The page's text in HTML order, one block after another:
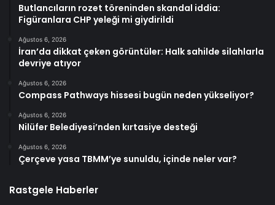
Butlancıların rozet töreninden skandal iddia:
Figüranlara CHP yeleği mi giydirildi
Ağustos 6, 2026
İran’da dikkat çeken görüntüler: Halk sahilde silahlarla
devriye atıyor
Ağustos 6, 2026
Compass Pathways hissesi bugün neden yükseliyor?
Ağustos 6, 2026
Nilüfer Belediyesi’nden kırtasiye desteği
Ağustos 6, 2026
Çerçeve yasa TBMM’ye sunuldu, içinde neler var?
Rastgele Haberler